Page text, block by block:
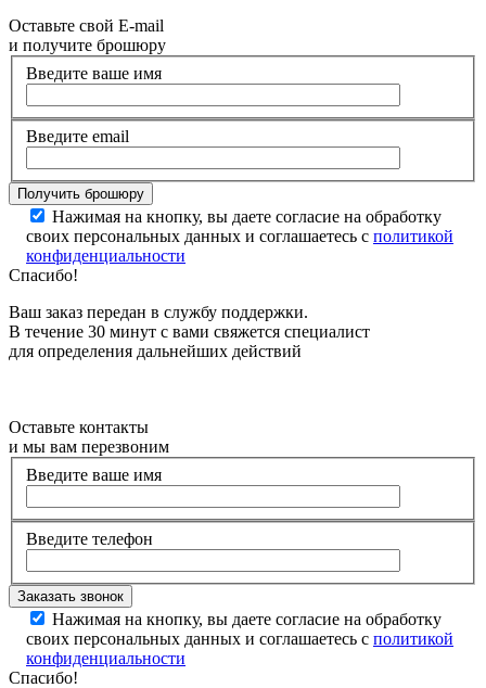
Оставьте свой E-mail
и получите брошюру
Введите ваше имя
Введите email
Нажимая на кнопку, вы даете согласие на обработку
своих персональных данных и соглашаетесь с политикой
конфиденциальности
Спасибо!
Ваш заказ передан в службу поддержки.
В течение 30 минут с вами свяжется специалист
для определения дальнейших действий
Оставьте контакты
и мы вам перезвоним
Введите ваше имя
Введите телефон
Нажимая на кнопку, вы даете согласие на обработку
своих персональных данных и соглашаетесь с политикой
конфиденциальности
Спасибо!